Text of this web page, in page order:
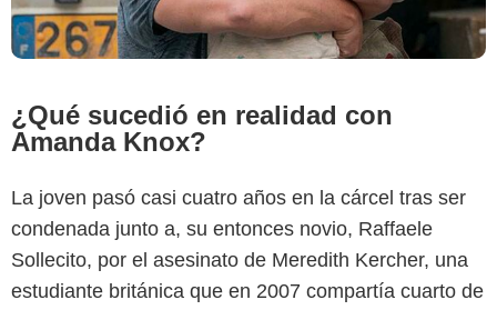
¿Qué sucedió en realidad con
Amanda Knox?
La joven pasó casi cuatro años en la cárcel tras ser
condenada junto a, su entonces novio, Raffaele
Sollecito, por el asesinato de Meredith Kercher, una
estudiante británica que en 2007 compartía cuarto de
El País